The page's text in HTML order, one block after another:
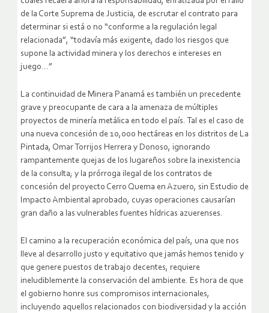
de la Corte Suprema de Justicia, de escrutar el contrato para
determinar si está o no “conforme a la regulación legal
relacionada”, “todavía más exigente, dado los riesgos que
supone la actividad minera y los derechos e intereses en
juego…”
La continuidad de Minera Panamá es también un precedente
grave y preocupante de cara a la amenaza de múltiples
proyectos de minería metálica en todo el país. Tal es el caso de
una nueva concesión de 10,000 hectáreas en los distritos de La
Pintada, Omar Torrijos Herrera y Donoso, ignorando
rampantemente quejas de los lugareños sobre la inexistencia
de la consulta; y la prórroga ilegal de los contratos de
concesión del proyecto Cerro Quema en Azuero, sin Estudio de
Impacto Ambiental aprobado, cuyas operaciones causarían
gran daño a las vulnerables fuentes hídricas azuerenses.
El camino a la recuperación económica del país, una que nos
lleve al desarrollo justo y equitativo que jamás hemos tenido y
que genere puestos de trabajo decentes, requiere
ineludiblemente la conservación del ambiente. Es hora de que
el gobierno honre sus compromisos internacionales,
incluyendo aquellos relacionados con biodiversidad y la acción